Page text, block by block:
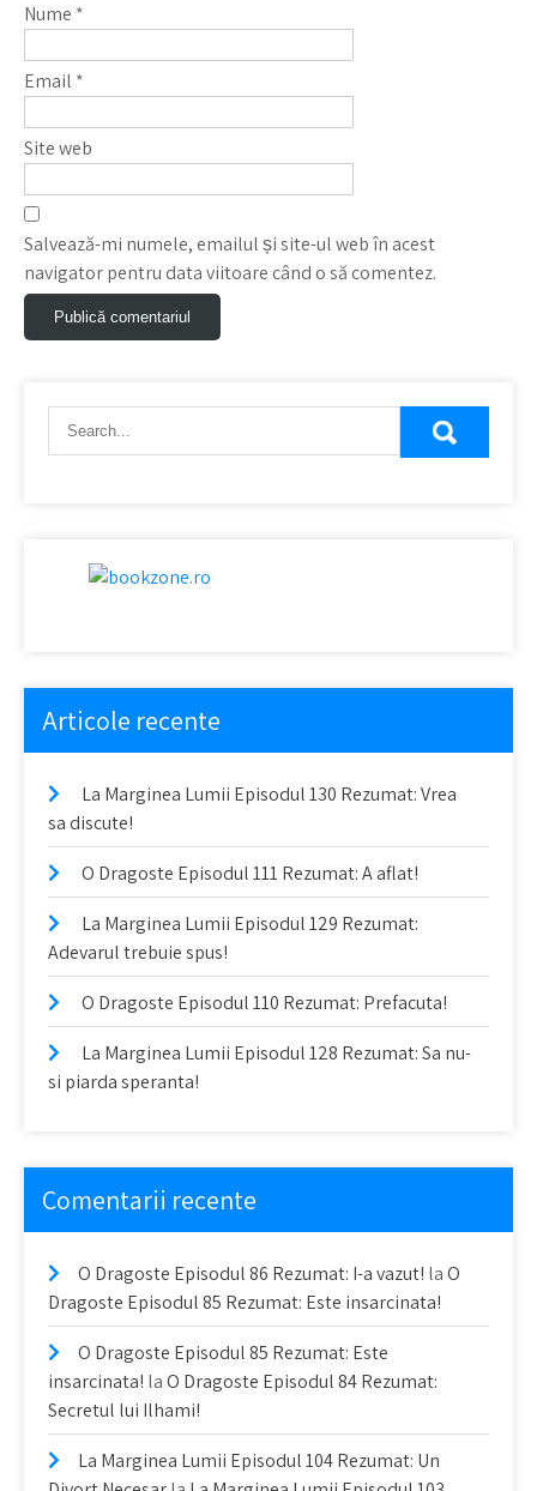
Nume *
Email *
Site web
Salvează-mi numele, emailul și site-ul web în acest
navigator pentru data viitoare când o să comentez.
Articole recente
La Marginea Lumii Episodul 130 Rezumat: Vrea
sa discute!
O Dragoste Episodul 111 Rezumat: A aflat!
La Marginea Lumii Episodul 129 Rezumat:
Adevarul trebuie spus!
O Dragoste Episodul 110 Rezumat: Prefacuta!
La Marginea Lumii Episodul 128 Rezumat: Sa nu-
si piarda speranta!
Comentarii recente
O Dragoste Episodul 86 Rezumat: I-a vazut! laO
Dragoste Episodul 85 Rezumat: Este insarcinata!
O Dragoste Episodul 85 Rezumat: Este
insarcinata! laO Dragoste Episodul 84 Rezumat:
Secretul lui Ilhami!
La Marginea Lumii Episodul 104 Rezumat: Un